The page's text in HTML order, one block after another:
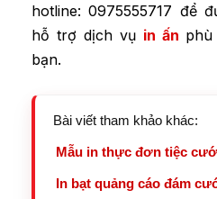
hotline: 0975555717 để
hỗ trợ dịch vụ in ấn
bạn.
Bài viết tham khảo khác:
Mẫu in thực đơn tiệc
In bạt quảng cáo đám